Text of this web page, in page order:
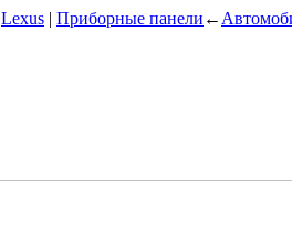
Lexus | Приборные панели ←